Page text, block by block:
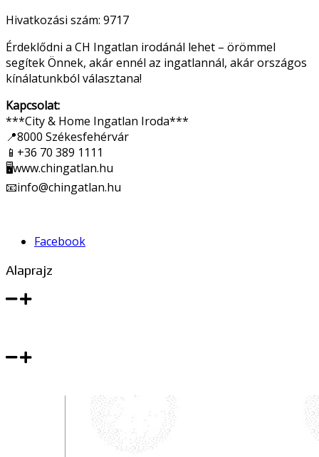
Hivatkozási szám: 9717
Érdeklődni a CH Ingatlan irodánál lehet – örömmel
segítek Önnek, akár ennél az ingatlannál, akár országos
kínálatunkból választana!
Kapcsolat:
***City & Home Ingatlan Iroda***
📍8000 Székesfehérvár
📱+36 70 389 1111
🖥www.chingatlan.hu
📧info@chingatlan.hu
Facebook
Alaprajz